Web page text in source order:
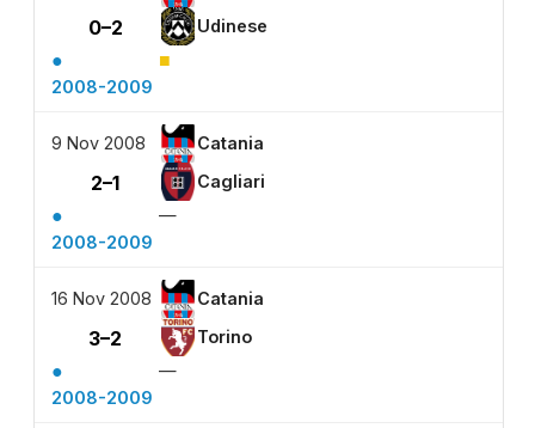
0–2 Udinese
● ■
2008-2009
9 Nov 2008 Catania
2–1 Cagliari
●
—
2008-2009
16 Nov 2008 Catania
3–2 Torino
●
—
2008-2009